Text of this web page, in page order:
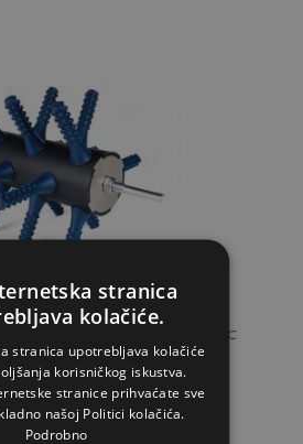
za bušilicu AGROFORTEL 0300 C
60,02€
31,13€
stranica
kolačiće.
stranica upotrebljava kolačiće
korisničkog iskustva.
stranice prihvaćate sve
našoj Politici kolačića.
Podrobno